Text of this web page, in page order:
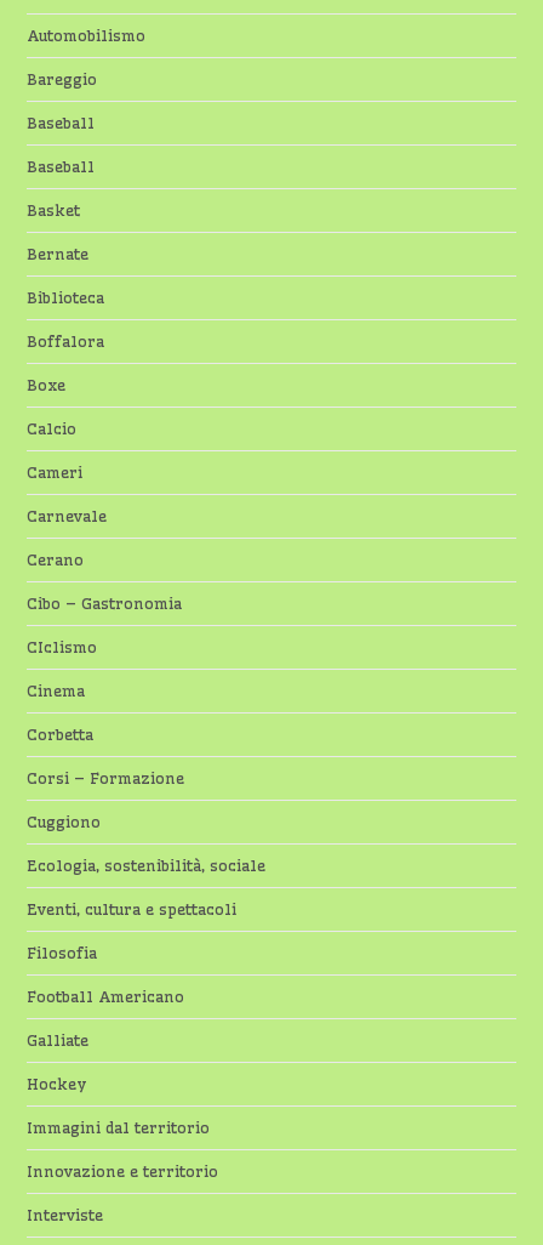
Automobilismo
Bareggio
Baseball
Baseball
Basket
Bernate
Biblioteca
Boffalora
Boxe
Calcio
Cameri
Carnevale
Cerano
Cibo – Gastronomia
CIclismo
Cinema
Corbetta
Corsi – Formazione
Cuggiono
Ecologia, sostenibilità, sociale
Eventi, cultura e spettacoli
Filosofia
Football Americano
Galliate
Hockey
Immagini dal territorio
Innovazione e territorio
Interviste